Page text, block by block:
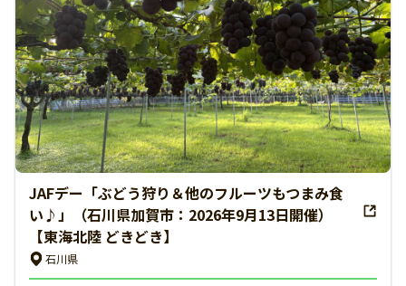
JAFデー「ぶどう狩り＆他のフルーツもつまみ食
い♪」（石川県加賀市：2026年9月13日開催）
【東海北陸 どきどき】
石川県